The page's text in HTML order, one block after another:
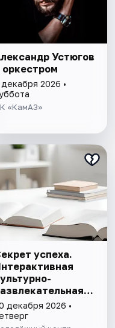
Устюгов
оркестром
2026 •
«КамАЗ»
успеха.
декабря 2026 •